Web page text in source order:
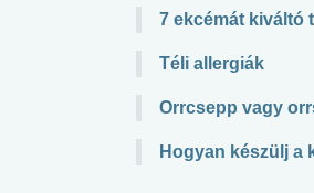
7 ekcémát kiváltó
Téli allergiák
Orrcsepp vagy
Hogyan készülj a